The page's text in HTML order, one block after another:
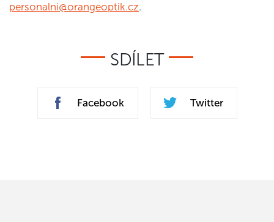
personalni@orangeoptik.cz.
SDÍLET
Facebook Twitter